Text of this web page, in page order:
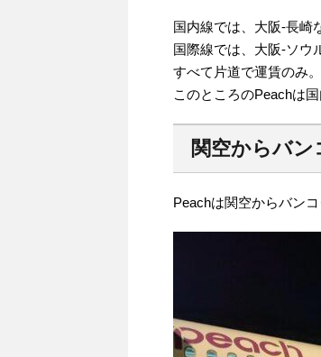
国内線では、大阪-長崎
国際線では、大阪-ソウ
すべて片道で運賃のみ
このところのPeachは
関空からバン
Peachは関空からバン